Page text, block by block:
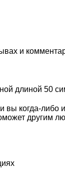
и
длиной 50
когда-
другим